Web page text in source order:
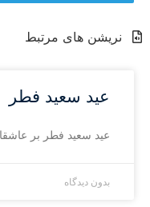
نریشن های مرتبط
عید سعید فطر
عید سعید فطر بر
بدون دیدگاه